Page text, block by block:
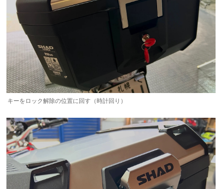
キーをロック解除の位置に回す（時計回り）